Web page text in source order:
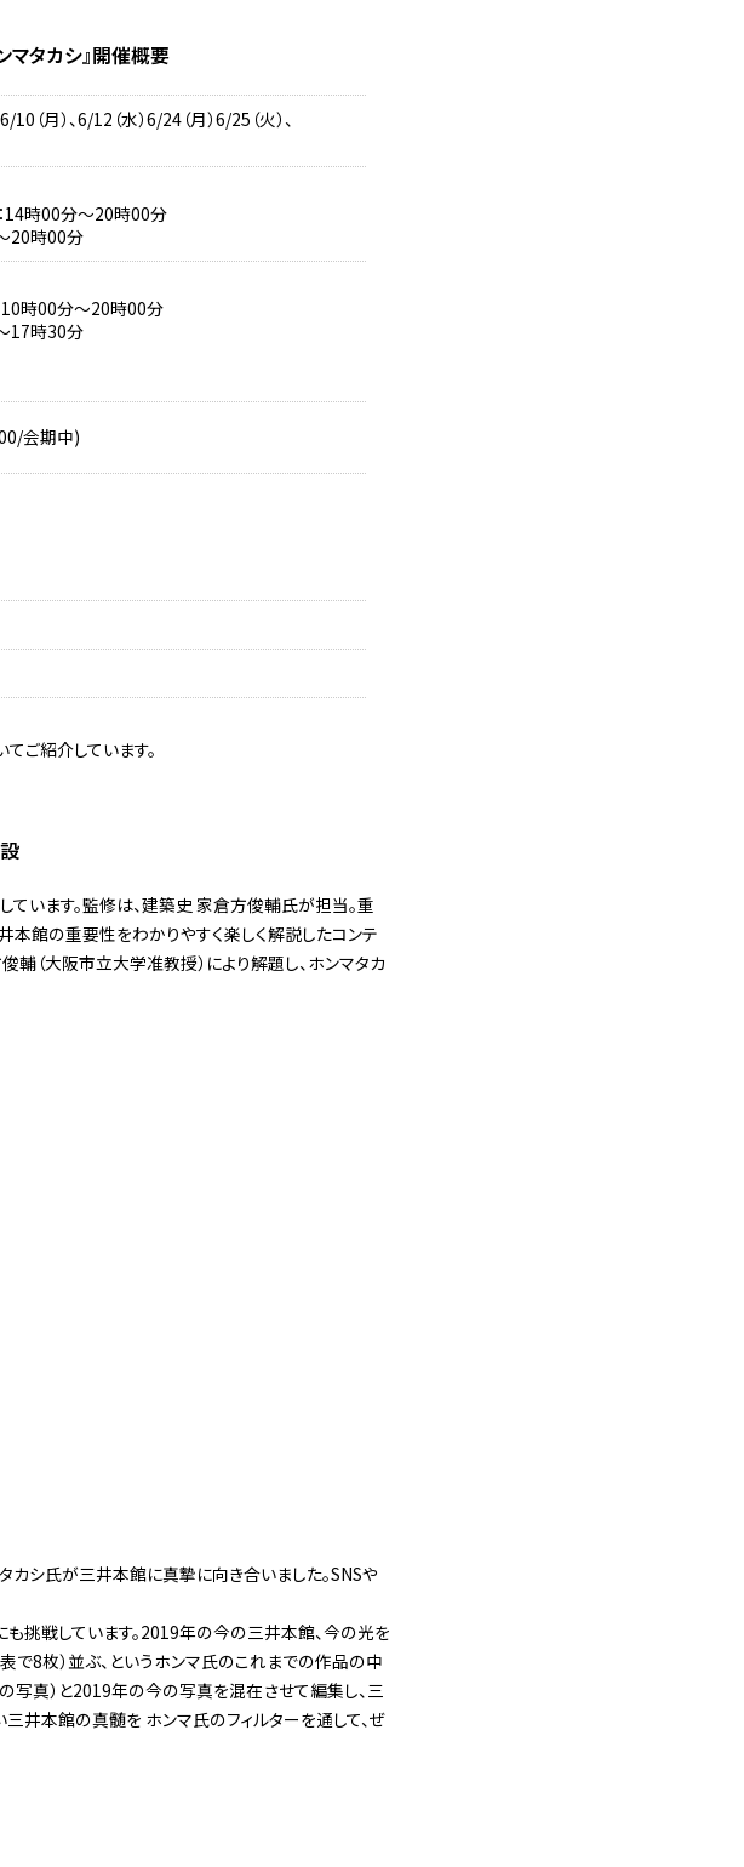
タカシ』開催概要
月）、6/12（水）6/24（月）6/25（火）、
14時00分～20時00分
20時00分
10時00分～20時00分
17時30分
会期中)
ご紹介しています。
います。監修は、建築史 家倉方俊輔氏が担当。重
館の重要性をわかりやすく楽しく解説したコンテ
（大阪市立大学准教授）により解題し、ホンマタカ
カシ氏が三井本館に真摯に向き合いました。SNSや
挑戦しています。2019年の今の三井本館、今の光を
8枚）並ぶ、というホンマ氏のこれまでの作品の中
写真）と2019年の今の写真を混在させて編集し、三
井本館の真髄を ホンマ氏のフィルターを通して、ぜ